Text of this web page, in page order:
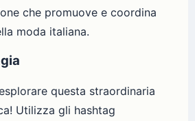
che promuove e coordina
moda italiana.
questa straordinaria
Utilizza gli hashtag